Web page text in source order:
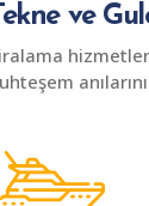
ve